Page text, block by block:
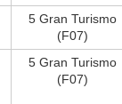
5 Gran Turismo
(F07)
5 Gran Turismo
(F07)